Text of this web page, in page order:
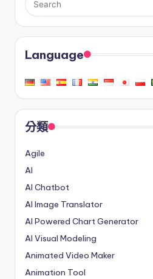
Language
分類
Agile
AI
AI Chatbot
AI Image Translator
AI Powered Chart Generator
AI Visual Modeling
Animated Video Maker
Animation Tool